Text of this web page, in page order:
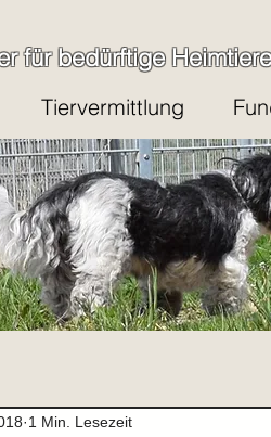
für bedürftige Heimtiere
Tiervermittlung
1 Min. Lesezeit